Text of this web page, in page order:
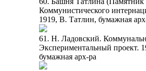
Коммунистического
1919, В. Татлин, бумажная
61. Н. Ладовский.
Экспериментальный проект.
бумажная арх-ра